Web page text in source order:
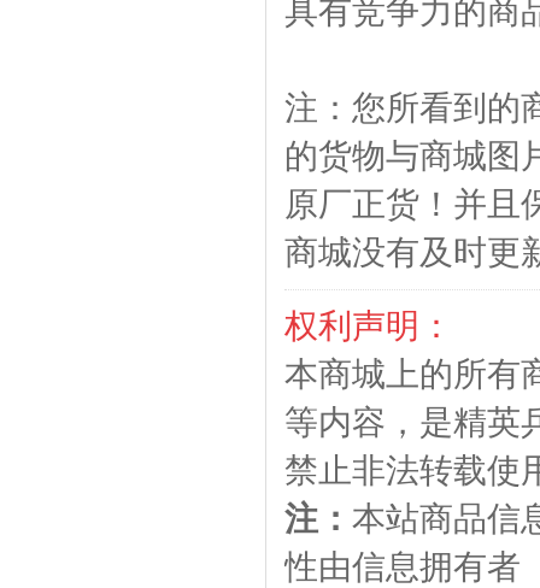
具有竞争力的商
注：您所看到的
的货物与商城图
原厂正货！并且
商城没有及时更
权利声明：
本商城上的所有
等内容，是精英
禁止非法转载使
注： 本站商品信
性由信息拥有者